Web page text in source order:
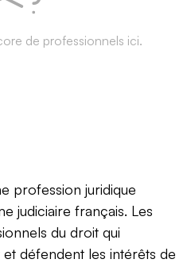
de professionnels ici.
profession juridique
judiciaire français. Les
du droit qui
défendent les intérêts de